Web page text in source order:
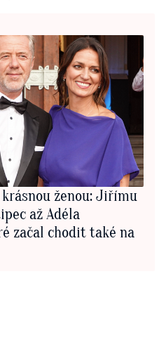
ženou: Jiřímu
až Adéla
začal chodit také na